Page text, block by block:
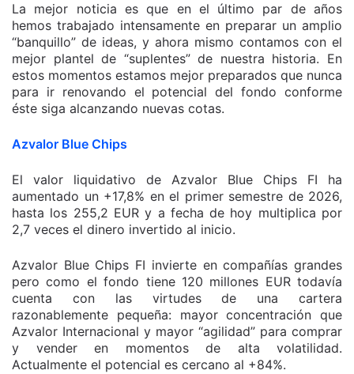
La mejor noticia es que en el último par de años
hemos trabajado intensamente en preparar un amplio
“banquillo” de ideas, y ahora mismo contamos con el
mejor plantel de “suplentes” de nuestra historia. En
estos momentos estamos mejor preparados que nunca
para ir renovando el potencial del fondo conforme
éste siga alcanzando nuevas cotas.
Azvalor Blue Chips
El valor liquidativo de Azvalor Blue Chips FI ha
aumentado un +17,8% en el primer semestre de 2026,
hasta los 255,2 EUR y a fecha de hoy multiplica por
2,7 veces el dinero invertido al inicio.
Azvalor Blue Chips FI invierte en compañías grandes
pero como el fondo tiene 120 millones EUR todavía
cuenta con las virtudes de una cartera
razonablemente pequeña: mayor concentración que
Azvalor Internacional y mayor “agilidad” para comprar
y vender en momentos de alta volatilidad.
Actualmente el potencial es cercano al +84%.